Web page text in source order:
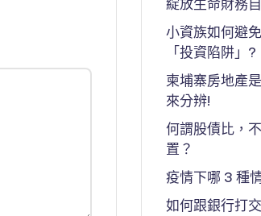
綻放生命財務
小資族如何避
「投資陷阱」?
柬埔寨房地產
來分辨!
何謂股債比，
置？
疫情下哪 3 種
如何跟銀行打